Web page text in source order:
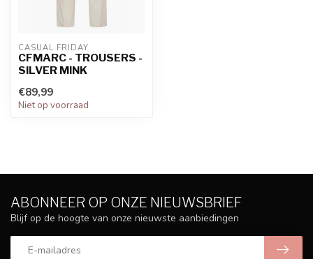
CASUAL FRIDAY
CFMARC - TROUSERS -
SILVER MINK
€89,99
Niet op voorraad
ABONNEER OP ONZE NIEUWSBRIEF
Blijf op de hoogte van onze nieuwste aanbiedingen